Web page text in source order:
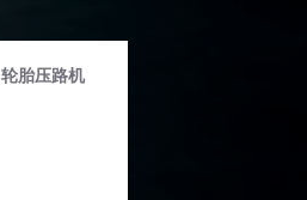
轮胎压路机